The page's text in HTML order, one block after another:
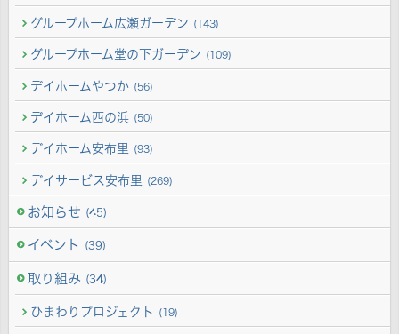
グループホーム広瀬ガーデン (143)
グループホーム堂の下ガーデン (109)
デイホームやつか (56)
デイホーム西の浜 (50)
デイホーム安布里 (93)
デイサービス安布里 (269)
お知らせ (45)
イベント (39)
取り組み (34)
ひまわりプロジェクト (19)